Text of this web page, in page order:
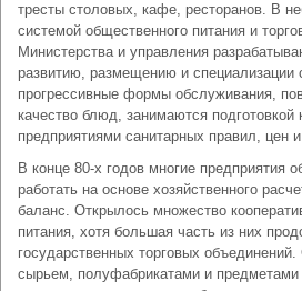
тресты столовых, кафе, ресторанов. В
системой общественного питания и
Министерства и управления
развитию, размещению и специализации
прогрессивные формы обслуживания,
качество блюд, занимаются
предприятиями санитарных правил, цен
В конце 80-х годов многие предприятия
работать на основе хозяйственного
баланс. Открылось множество
питания, хотя большая часть из них
государственных торговых
сырьем, полуфабрикатами и предметами